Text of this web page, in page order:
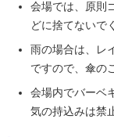
会場では、原則
どに捨てないで
雨の場合は、レ
ですので、傘の
会場内でバーベ
気の持込みは禁